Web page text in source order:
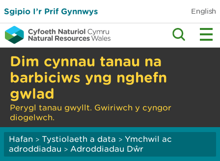
Sgipio I’r Prif Gynnwys English
Dim cynnau tanau na
barbiciws yng nghefn
gwlad
Perygl tanau gwyllt. Gwiriwch y cyngor
diogelwch.
Hafan > Tystiolaeth a data > Ymchwil ac
adroddiadau > Adroddiadau Dŵr